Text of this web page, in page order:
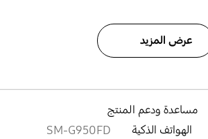
عرض المزيد
مساعدة ودعم المنتج
الهواتف الذكية SM-G950FD